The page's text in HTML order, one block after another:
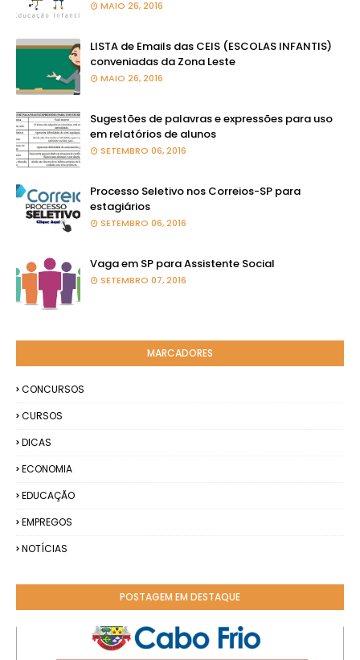
MAIO 26, 2016
LISTA de Emails das CEIS (ESCOLAS INFANTIS)
conveniadas da Zona Leste
MAIO 26, 2016
Sugestões de palavras e expressões para uso
em relatórios de alunos
SETEMBRO 06, 2016
Processo Seletivo nos Correios-SP para
estagiários
SETEMBRO 06, 2016
Vaga em SP para Assistente Social
SETEMBRO 07, 2016
MARCADORES
CONCURSOS
CURSOS
DICAS
ECONOMIA
EDUCAÇÃO
EMPREGOS
NOTÍCIAS
POSTAGEM EM DESTAQUE